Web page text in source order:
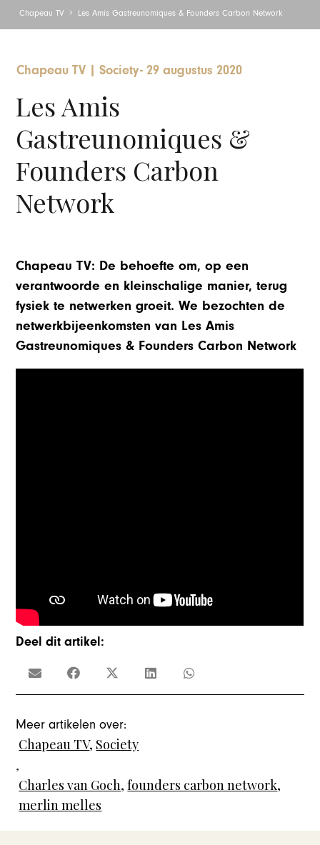
Chapeau TV Les Amis Gastreunomiques & Founders Carbon Network
Chapeau TV Society-29 augustus 2020
Les Amis
Gastreunomiques &
Founders Carbon
Network
Chapeau TV: De behoefte om, op een
verantwoorde en kleinschalige manier, terug
fysiek te netwerken groeit. We bezochten de
netwerkbijeenkomsten van Les Amis
Gastreunomiques & Founders Carbon Network
Deel dit artikel:
Meer artikelen over:
Chapeau TV, Society
,
Charles van Goch,founders carbon network,
merlin melles